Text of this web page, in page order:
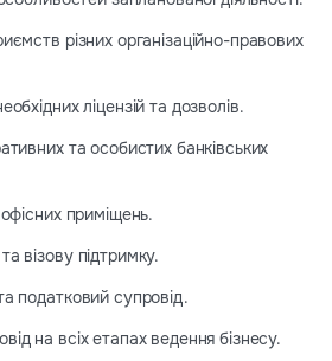
різних організаційно-правових
ліцензій та дозволів.
та особистих банківських
приміщень.
візову підтримку.
податковий супровід.
на всіх етапах ведення бізнесу.